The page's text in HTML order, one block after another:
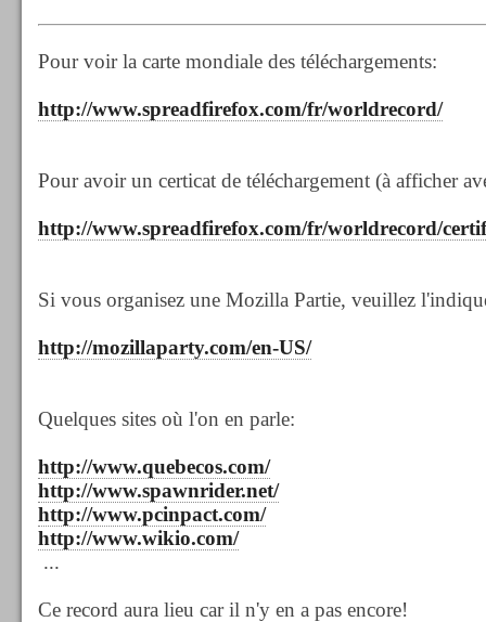
Pour voir la carte mondiale des téléchargements:
http://www.spreadfirefox.com/fr/worldrecord/
Pour avoir un certicat de téléchargement (à afficher
http://www.spreadfirefox.com/fr/worldrecord/
Si vous organisez une Mozilla Partie, veuillez
http://mozillaparty.com/en-US/
Quelques sites où l'on en parle:
http://www.quebecos.com/
http://www.spawnrider.net/
http://www.pcinpact.com/
http://www.wikio.com/
...
Ce record aura lieu car il n'y en a pas encore!